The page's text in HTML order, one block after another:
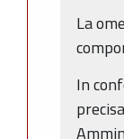
La
In